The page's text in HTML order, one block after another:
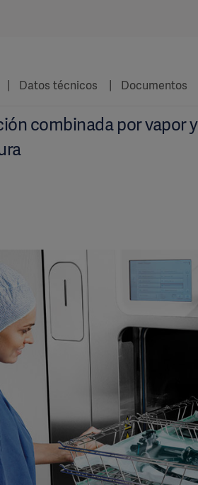
Datos técnicos Documentos
combinada por vapor